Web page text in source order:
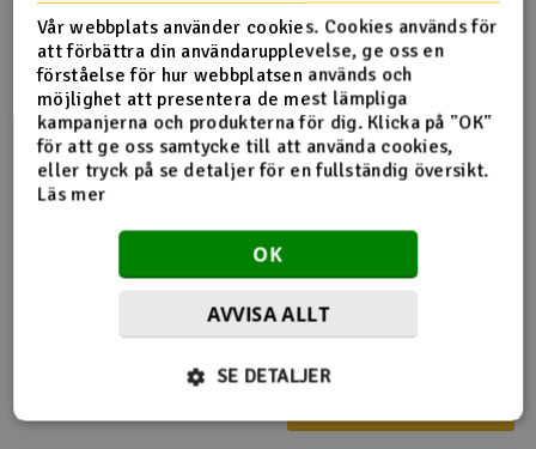
Köp
-
10-25 i lager
1.886,-
-
2 i lager
Vår webbplats använder cookies. Cookies används för
att förbättra din användarupplevelse, ge oss en
förståelse för hur webbplatsen används och
möjlighet att presentera de mest lämpliga
kampanjerna och produkterna för dig. Klicka på "OK"
för att ge oss samtycke till att använda cookies,
eller tryck på se detaljer för en fullständig översikt.
Läs mer
OK
AVVISA ALLT
SE DETALJER